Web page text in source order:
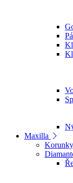
Maxilla
Korunky